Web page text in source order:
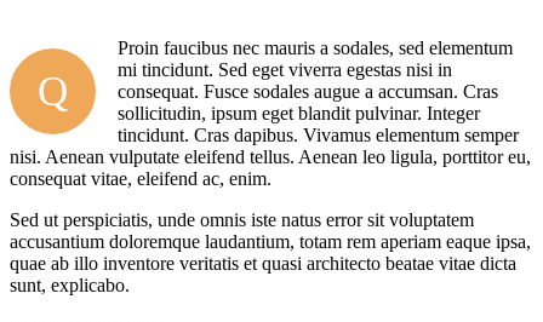
Q
Proin faucibus nec mauris a sodales, sed elementum
mi tincidunt. Sed eget viverra egestas nisi in
consequat. Fusce sodales augue a accumsan. Cras
sollicitudin, ipsum eget blandit pulvinar. Integer
tincidunt. Cras dapibus. Vivamus elementum semper
nisi. Aenean vulputate eleifend tellus. Aenean leo ligula, porttitor eu,
consequat vitae, eleifend ac, enim.
Sed ut perspiciatis, unde omnis iste natus error sit voluptatem
accusantium doloremque laudantium, totam rem aperiam eaque ipsa,
quae ab illo inventore veritatis et quasi architecto beatae vitae dicta
sunt, explicabo.